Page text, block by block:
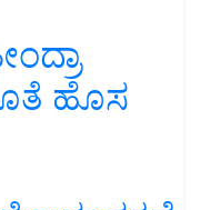
ಹೊಸ